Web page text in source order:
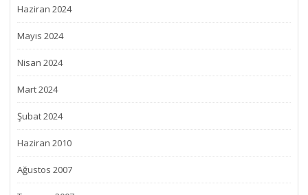
Haziran 2024
Mayıs 2024
Nisan 2024
Mart 2024
Şubat 2024
Haziran 2010
Ağustos 2007